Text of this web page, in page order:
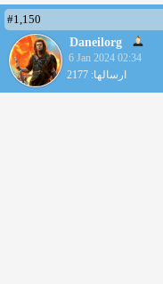
#1,150
Daneilorg
6 Jan 2024 02:34
ارسالها: 2177